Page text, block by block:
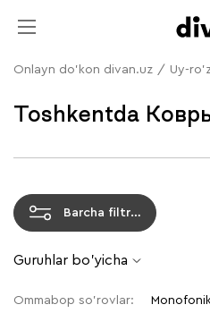
Onlayn do'kon divan.uz / Uy-
Toshkentda
Barcha filtrlar
Guruhlar bo'yicha
Ommabop so'rovlar: